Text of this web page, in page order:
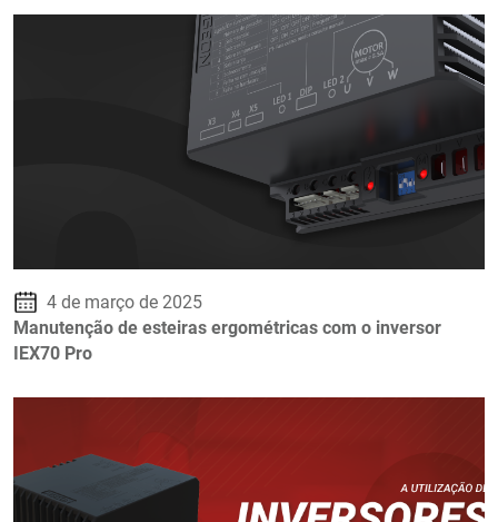
4 de março de 2025
Manutenção de esteiras ergométricas com o inversor
IEX70 Pro